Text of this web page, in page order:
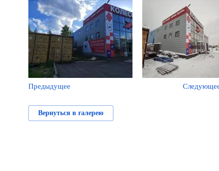
Предыдущее
Вернуться в галерею